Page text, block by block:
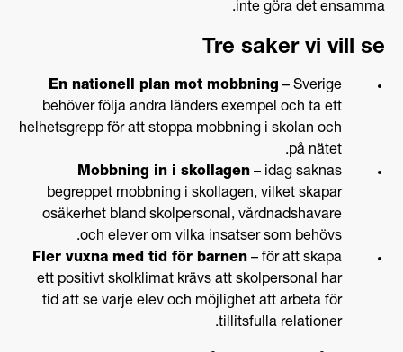
inte göra det ensamma.
Tre saker vi vill se
En nationell plan mot mobbning – Sverige
behöver följa andra länders exempel och ta ett
helhetsgrepp för att stoppa mobbning i skolan och
på nätet.
Mobbning in i skollagen – idag saknas
begreppet mobbning i skollagen, vilket skapar
osäkerhet bland skolpersonal, vårdnadshavare
och elever om vilka insatser som behövs.
Fler vuxna med tid för barnen – för att skapa
ett positivt skolklimat krävs att skolpersonal har
tid att se varje elev och möjlighet att arbeta för
tillitsfulla relationer.